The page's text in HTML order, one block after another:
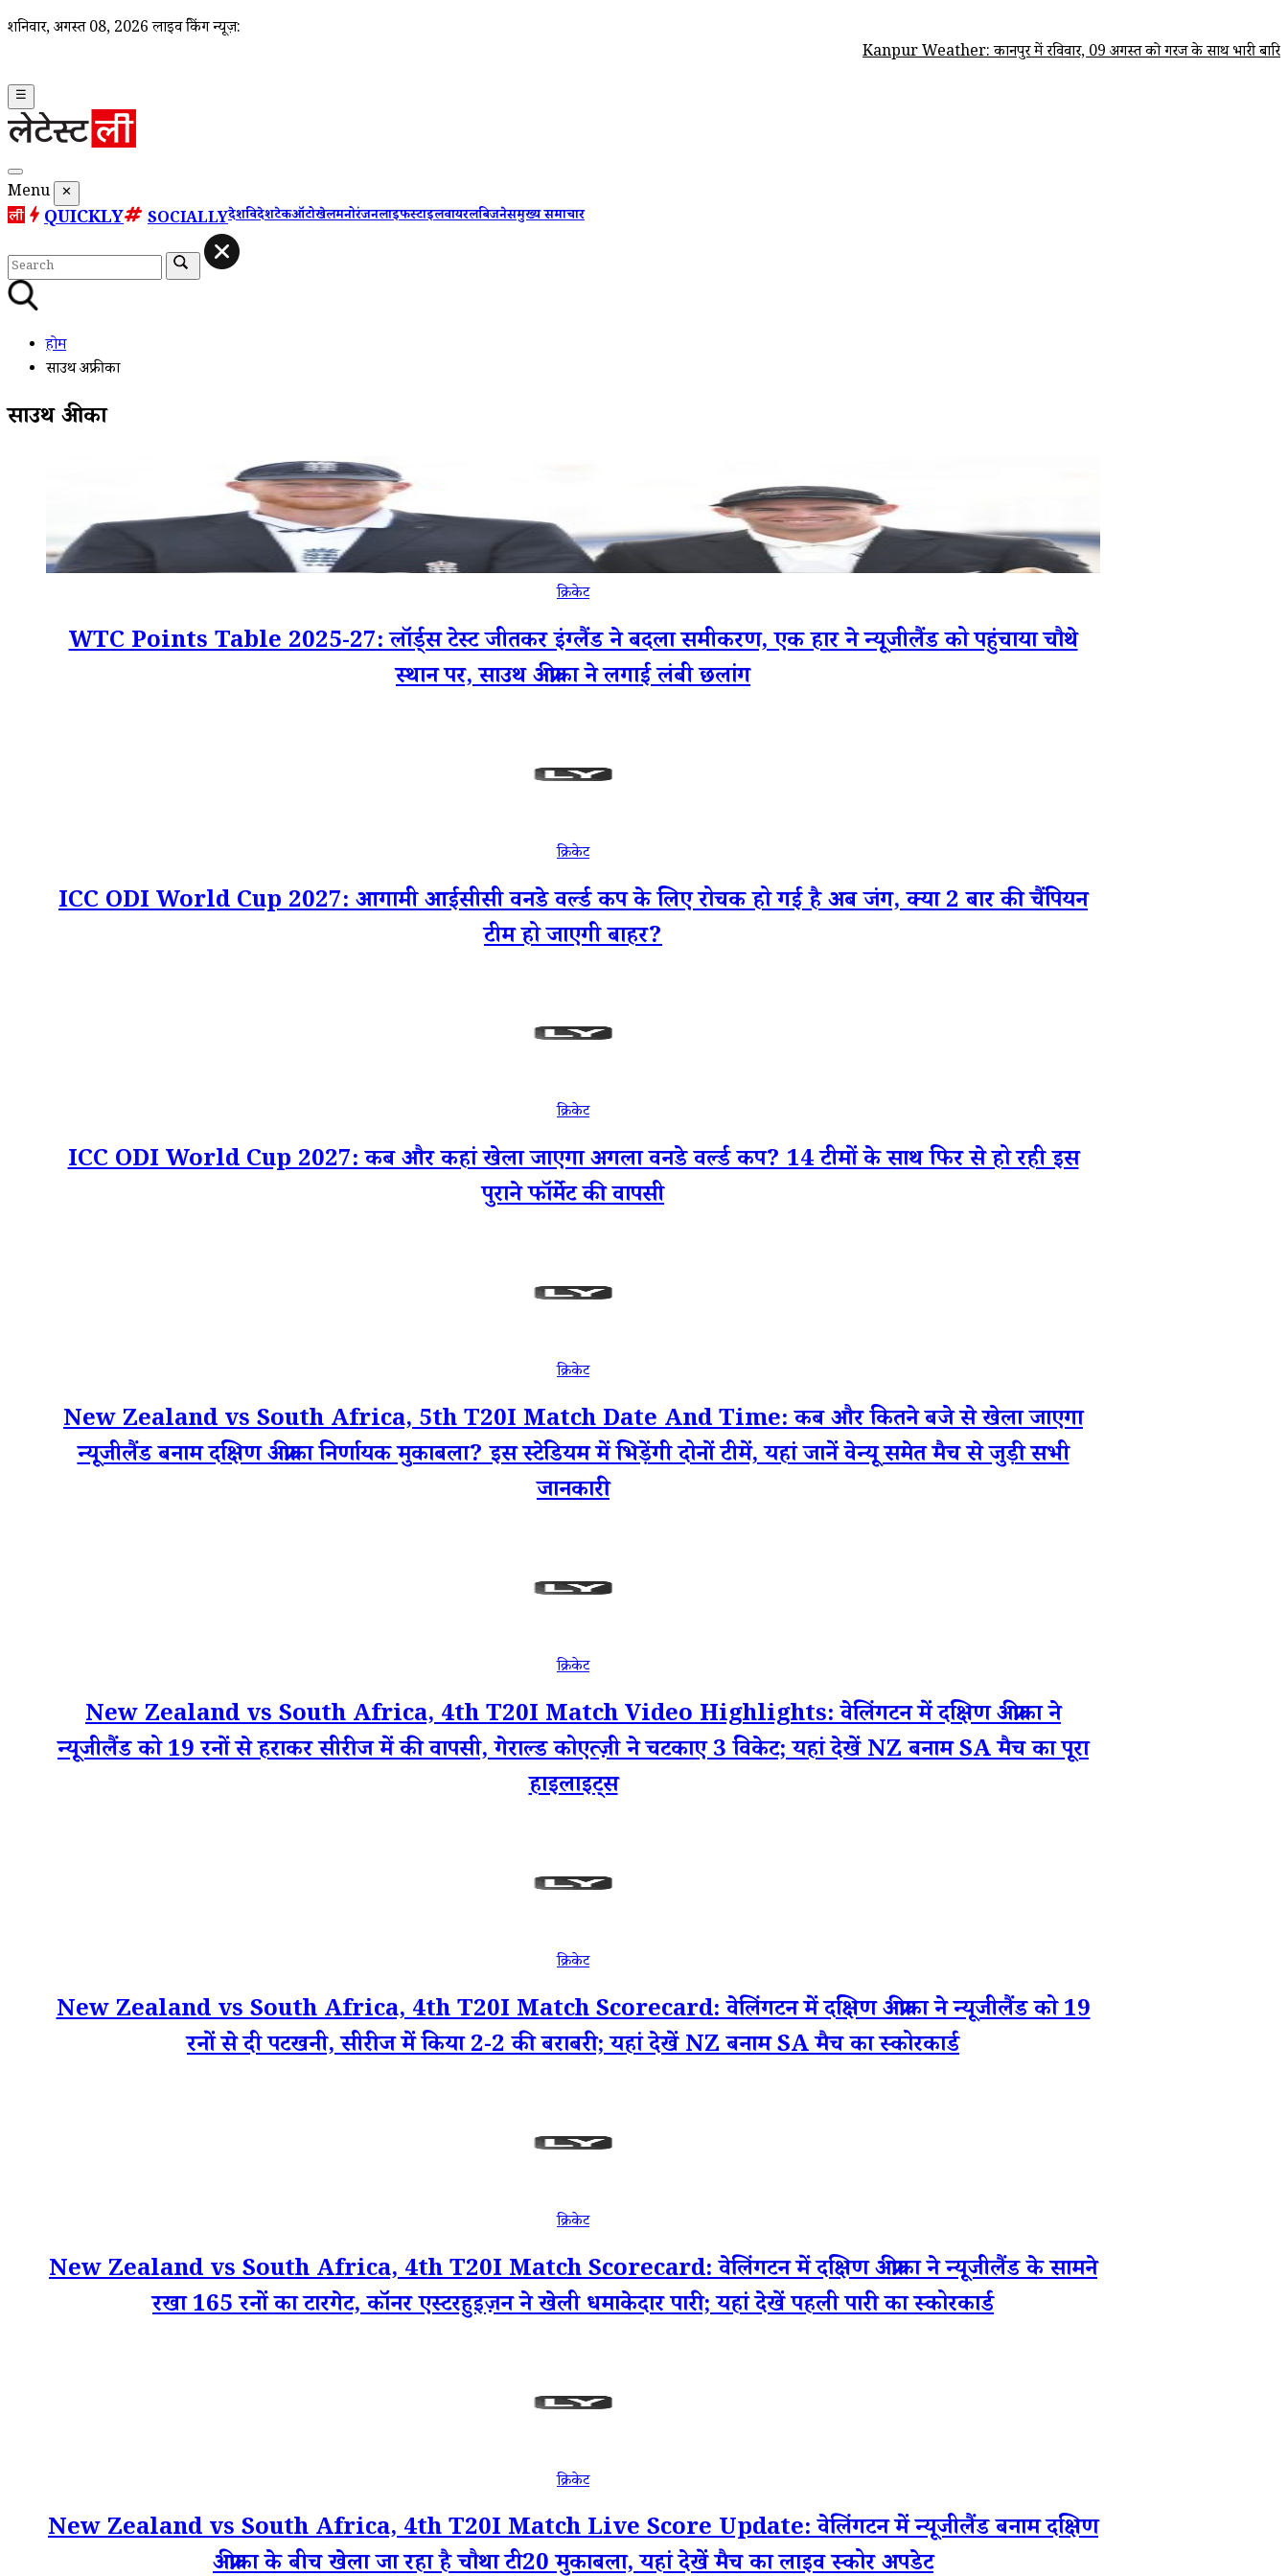
शनिवार, अगस्त 08, 2026 लाइव ब्रेकिंग न्यूज़:
Kanpur Weather: कानपुर में रविवार, 09 अगस्त को गरज के साथ भारी बारिश की
☰
Menu ✕
QUICKLY SOCIALLYदेशविदेशटेकऑटोखेलमनोरंजनलाइफस्टाइलवायरलबिजनेसमुख्य समाचार
होम
साउथ अफ्रीका
साउथ अफ्रीका
क्रिकेट
WTC Points Table 2025-27: लॉर्ड्स टेस्ट जीतकर इंग्लैंड ने बदला समीकरण, एक हार ने न्यूजीलैंड को पहुंचाया चौथे
स्थान पर, साउथ अफ्रीका ने लगाई लंबी छलांग
क्रिकेट
ICC ODI World Cup 2027: आगामी आईसीसी वनडे वर्ल्ड कप के लिए रोचक हो गई है अब जंग, क्या 2 बार की चैंपियन
टीम हो जाएगी बाहर?
क्रिकेट
ICC ODI World Cup 2027: कब और कहां खेला जाएगा अगला वनडे वर्ल्ड कप? 14 टीमों के साथ फिर से हो रही इस
पुराने फॉर्मेट की वापसी
क्रिकेट
New Zealand vs South Africa, 5th T20I Match Date And Time: कब और कितने बजे से खेला जाएगा
न्यूजीलैंड बनाम दक्षिण अफ्रीका निर्णायक मुकाबला? इस स्टेडियम में भिड़ेंगी दोनों टीमें, यहां जानें वेन्यू समेत मैच से जुड़ी सभी
जानकारी
क्रिकेट
New Zealand vs South Africa, 4th T20I Match Video Highlights: वेलिंगटन में दक्षिण अफ्रीका ने
न्यूजीलैंड को 19 रनों से हराकर सीरीज में की वापसी, गेराल्ड कोएत्ज़ी ने चटकाए 3 विकेट; यहां देखें NZ बनाम SA मैच का पूरा
हाइलाइट्स
क्रिकेट
New Zealand vs South Africa, 4th T20I Match Scorecard: वेलिंगटन में दक्षिण अफ्रीका ने न्यूजीलैंड को 19
रनों से दी पटखनी, सीरीज में किया 2-2 की बराबरी; यहां देखें NZ बनाम SA मैच का स्कोरकार्ड
क्रिकेट
New Zealand vs South Africa, 4th T20I Match Scorecard: वेलिंगटन में दक्षिण अफ्रीका ने न्यूजीलैंड के सामने
रखा 165 रनों का टारगेट, कॉनर एस्टरहुइज़न ने खेली धमाकेदार पारी; यहां देखें पहली पारी का स्कोरकार्ड
क्रिकेट
New Zealand vs South Africa, 4th T20I Match Live Score Update: वेलिंगटन में न्यूजीलैंड बनाम दक्षिण
अफ्रीका के बीच खेला जा रहा है चौथा टी20 मुकाबला, यहां देखें मैच का लाइव स्कोर अपडेट